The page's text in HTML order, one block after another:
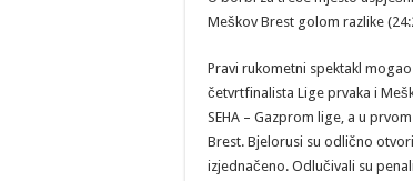
Meškov Brest golom razlike
Pravi rukometni spektakl
četvrtfinalista Lige prvaka i
SEHA – Gazprom lige, a u
Brest. Bjelorusi su odlično
izjednačeno. Odlučivali su